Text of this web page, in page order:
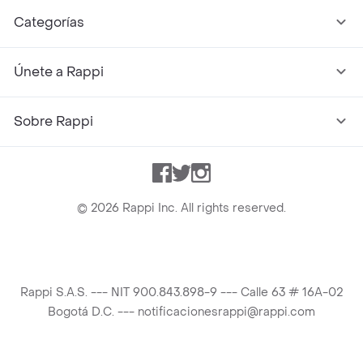
Categorías
Únete a Rappi
Sobre Rappi
Facebook
TwitterInstagram
© 2026 Rappi Inc. All rights reserved.
Rappi S.A.S. --- NIT 900.843.898-9 --- Calle 63 # 16A-02
Bogotá D.C. --- notificacionesrappi@rappi.com